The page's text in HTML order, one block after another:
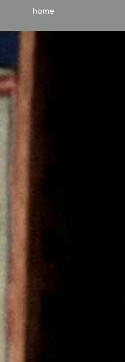
home